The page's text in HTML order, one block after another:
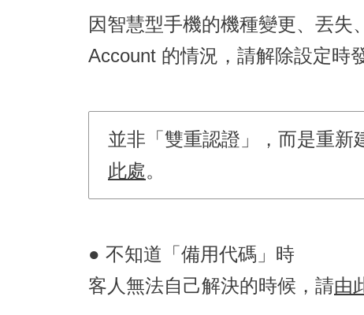
因智慧型手機的機種變更、丟失
Account 的情況，請解除設定時
並非「雙重認證」，而是重新
此處。
● 不知道「備用代碼」時
客人無法自己解決的時候，請由